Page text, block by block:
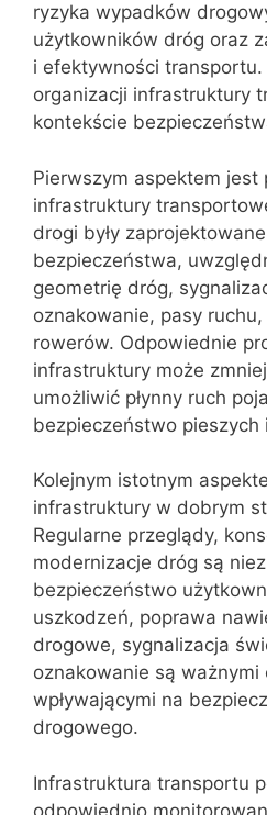
ryzyka wypadków
użytkowników dróg oraz
i efektywności
organizacji infrastruktury
kontekście
Pierwszym aspektem jest
infrastruktury
drogi były
bezpieczeństwa,
geometrię dróg,
oznakowanie, pasy
rowerów. Odpowiednie
infrastruktury może
umożliwić płynny ruch
bezpieczeństwo pieszych
Kolejnym istotnym
infrastruktury w dobrym
Regularne przeglądy,
modernizacje dróg są
bezpieczeństwo
uszkodzeń, poprawa
drogowe, sygnalizacja
oznakowanie są ważnymi
wpływającymi na
drogowego.
Infrastruktura transportu
odpowiednio